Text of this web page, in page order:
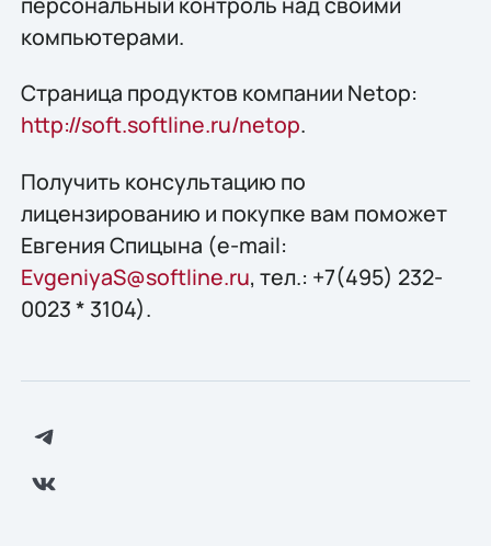
компьютерами.
Страница продуктов компании Netop:
http://soft.softline.ru/netop.
Получить конcультацию по
лицензированию и покупке вам поможет
Евгения Спицына (e-mail:
EvgeniyaS@softline.ru, тел.: +7(495) 232-
0023 * 3104).